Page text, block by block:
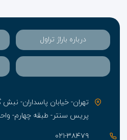
هستند. در رستوران اختصاصی
اروپایی و روسی سرو می‌شود.
خوردن صبحانه، برای سرو دیگر
خروج از محل اقامت وجود ندارد.
سبب می‌شود به رستوران‌های
درباره باراژ تراول
تهران- خیابان پاسداران-
پریس سنتر- طبقه چهارم- واحد
۰۲۱-۳۸۴۷۹